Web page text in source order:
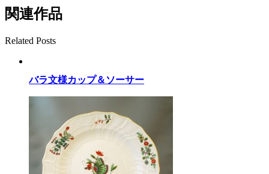
関連作品
Related Posts
バラ文様カップ＆ソーサー